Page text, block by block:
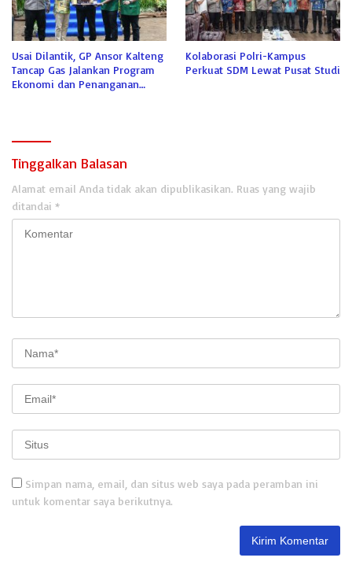
Usai Dilantik, GP Ansor Kalteng
Tancap Gas Jalankan Program
Ekonomi dan Penanganan
Kolaborasi Polri-Kampus
Perkuat SDM Lewat Pusat Studi
Tinggalkan Balasan
Alamat email Anda tidak akan dipublikasikan. Ruas yang wajib
ditandai *
Simpan nama, email, dan situs web saya pada peramban ini
untuk komentar saya berikutnya.